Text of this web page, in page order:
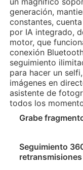
iSteady Q
Soporte con sistema
generación,
constantes,
por IA integrado,
motor, que
conexión
seguimiento
para hacer un
imágenes en
asistente de
todos los
Grabe
Seguimiento